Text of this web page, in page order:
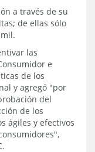
a través de su
de ellas sólo
las
e
de los
y agregó "por
del
de los
ágiles y efectivos